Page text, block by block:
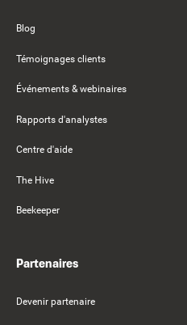
Blog
Témoignages clients
Événements & webinaires
Rapports d'analystes
Centre d'aide
The Hive
Beekeeper
Partenaires
Devenir partenaire